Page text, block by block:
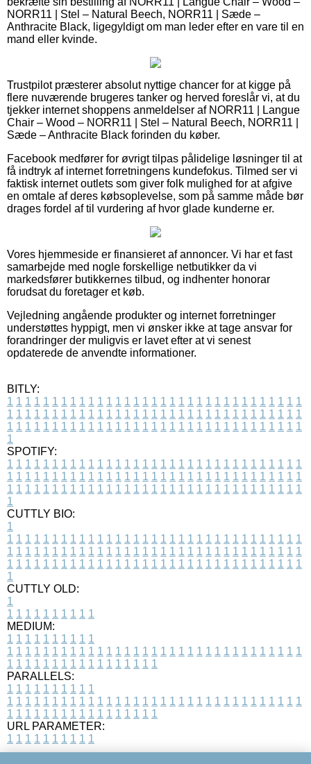
NORR11 | Stel – Natural Beech, NORR11 | Sæde –
Anthracite Black, ligegyldigt om man leder efter en vare til en
mand eller kvinde.
Trustpilot præsterer absolut nyttige chancer for at kigge på
flere nuværende brugeres tanker og herved foreslår vi, at du
tjekker internet shoppens anmeldelser af NORR11 | Langue
Chair – Wood – NORR11 | Stel – Natural Beech, NORR11 |
Sæde – Anthracite Black forinden du køber.
Facebook medfører for øvrigt tilpas pålidelige løsninger til at
få indtryk af internet forretningens kundefokus. Tilmed ser vi
faktisk internet outlets som giver folk mulighed for at afgive
en omtale af deres købsoplevelse, som på samme måde bør
drages fordel af til vurdering af hvor glade kunderne er.
Vores hjemmeside er finansieret af annoncer. Vi har et fast
samarbejde med nogle forskellige netbutikker da vi
markedsfører butikkernes tilbud, og indhenter honorar
forudsat du foretager et køb.
Vejledning angående produkter og internet forretninger
understøttes hyppigt, men vi ønsker ikke at tage ansvar for
forandringer der muligvis er lavet efter at vi senest
opdaterede de anvendte informationer.
BITLY:
1 1 1 1 1 1 1 1 1 1 1 1 1 1 1 1 1 1 1 1 1 1 1 1 1 1 1 1 1 1 1 1 1
1 1 1 1 1 1 1 1 1 1 1 1 1 1 1 1 1 1 1 1 1 1 1 1 1 1 1 1 1 1 1 1 1
1 1 1 1 1 1 1 1 1 1 1 1 1 1 1 1 1 1 1 1 1 1 1 1 1 1 1 1 1 1 1 1 1
1
SPOTIFY:
1 1 1 1 1 1 1 1 1 1 1 1 1 1 1 1 1 1 1 1 1 1 1 1 1 1 1 1 1 1 1 1 1
1 1 1 1 1 1 1 1 1 1 1 1 1 1 1 1 1 1 1 1 1 1 1 1 1 1 1 1 1 1 1 1 1
1 1 1 1 1 1 1 1 1 1 1 1 1 1 1 1 1 1 1 1 1 1 1 1 1 1 1 1 1 1 1 1 1
1
CUTTLY BIO:
1
1 1 1 1 1 1 1 1 1 1 1 1 1 1 1 1 1 1 1 1 1 1 1 1 1 1 1 1 1 1 1 1 1
1 1 1 1 1 1 1 1 1 1 1 1 1 1 1 1 1 1 1 1 1 1 1 1 1 1 1 1 1 1 1 1 1
1 1 1 1 1 1 1 1 1 1 1 1 1 1 1 1 1 1 1 1 1 1 1 1 1 1 1 1 1 1 1 1 1
1
CUTTLY OLD:
1
1 1 1 1 1 1 1 1 1 1
MEDIUM:
1 1 1 1 1 1 1 1 1 1
1 1 1 1 1 1 1 1 1 1 1 1 1 1 1 1 1 1 1 1 1 1 1 1 1 1 1 1 1 1 1 1 1
1 1 1 1 1 1 1 1 1 1 1 1 1 1 1 1 1
PARALLELS:
1 1 1 1 1 1 1 1 1 1
1 1 1 1 1 1 1 1 1 1 1 1 1 1 1 1 1 1 1 1 1 1 1 1 1 1 1 1 1 1 1 1 1
1 1 1 1 1 1 1 1 1 1 1 1 1 1 1 1 1
URL PARAMETER:
1 1 1 1 1 1 1 1 1 1